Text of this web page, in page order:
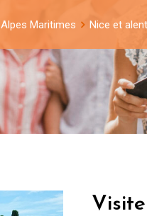
Alpes Maritimes Nice et